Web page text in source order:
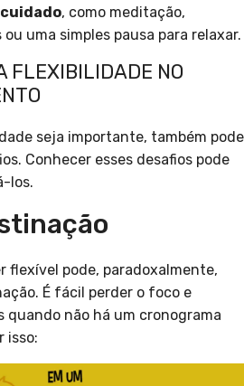
, como meditação,
uma simples pausa para relaxar.
FLEXIBILIDADE NO
seja importante, também pode
Conhecer esses desafios pode
los.
flexível pode, paradoxalmente,
É fácil perder o foco e
quando não há um cronograma
isso: